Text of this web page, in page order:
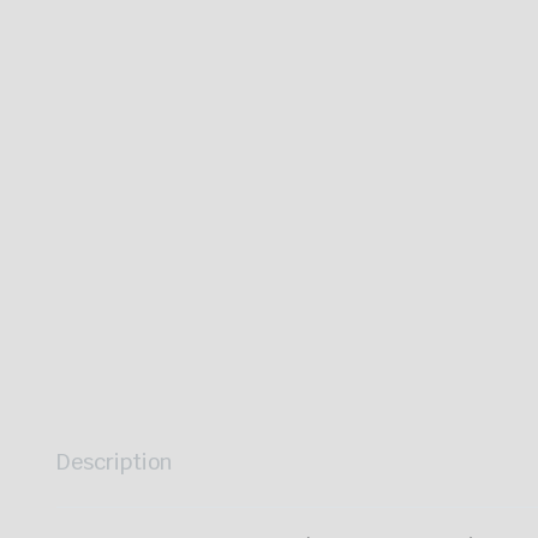
Description